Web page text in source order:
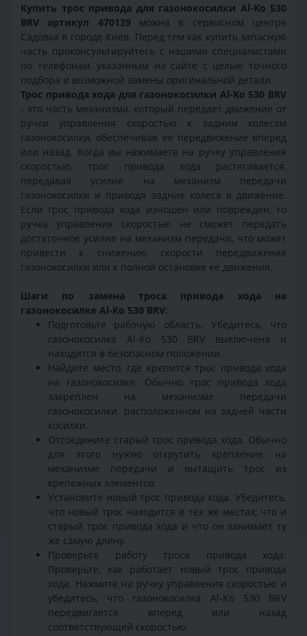
Купить трос привода для газонокосилки Al-Ko 530
BRV артикул 470139 можна в сервисном центре
Садовка в городе Киев. Перед тем как купить запасную
часть проконсультируйтесь с нашими специалистами
по телефонам, указанным на сайте с целью точного
подбора и возможной замены оригинальной детали.
Трос привода хода для газонокосилки Al-Ko 530 BRV
- это часть механизма, который передает движение от
ручки управления скоростью к задним колесам
газонокосилки, обеспечивая ее передвижение вперед
или назад. Когда вы нажимаете на ручку управления
скоростью, трос привода хода растягивается,
передавая усилие на механизм передачи
газонокосилки и приводя задние колеса в движение.
Если трос привода хода изношен или поврежден, то
ручка управления скоростью не сможет передать
достаточное усилие на механизм передачи, что может
привести к снижению скорости передвижения
газонокосилки или к полной остановке ее движения.
Шаги по замена троса привода хода на
газонокосилке Al-Ko 530 BRV:
Подготовьте рабочую область. Убедитесь, что
газонокосилка Al-Ko 530 BRV выключена и
находится в безопасном положении.
Найдите место, где крепится трос привода хода
на газонокосилке. Обычно трос привода хода
закреплен на механизме передачи
газонокосилки, расположенном на задней части
косилки.
Отсоедините старый трос привода хода. Обычно
для этого нужно открутить крепление на
механизме передачи и вытащить трос из
крепежных элементов.
Установите новый трос привода хода. Убедитесь,
что новый трос находится в тех же местах, что и
старый трос привода хода и что он занимает ту
же самую длину.
Проверьте работу троса привода хода.
Проверьте, как работает новый трос привода
хода. Нажмите на ручку управления скоростью и
убедитесь, что газонокосилка Al-Ko 530 BRV
передвигается вперед или назад
соответствующей скоростью.